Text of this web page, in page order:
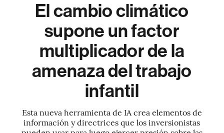
El cambio climático
supone un factor
multiplicador de la
amenaza del trabajo
infantil
Esta nueva herramienta de IA crea elementos de
información y directrices que los inversionistas